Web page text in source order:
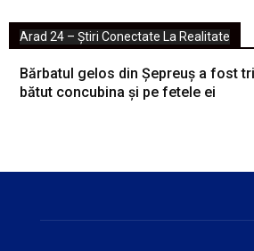
Arad 24 – Știri Conectate La Realitate
Bărbatul gelos din Șepreuș a fost
bătut concubina și pe fetele ei